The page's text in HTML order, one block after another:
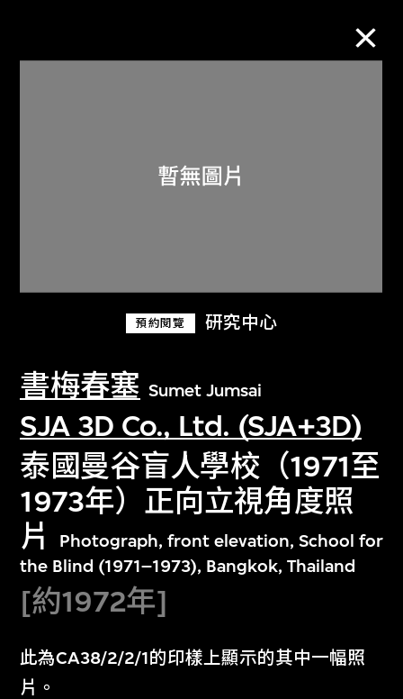
預約閱覽 研究中心
書梅春塞 Sumet Jumsai
SJA 3D Co., Ltd. (SJA+3D)
泰國曼谷盲人學校（1971至
1973年）正向立視角度照
片
Photograph, front elevation, School for
the Blind (1971–1973), Bangkok, Thailand
[約1972年]
此為CA38/2/2/1的印樣上顯示的其中一幅照
片。
關於M+藏品
探索世界頂級的二十及二十一世紀視覺
文化藏品。